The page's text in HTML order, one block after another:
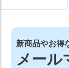
新商品やお得
メール